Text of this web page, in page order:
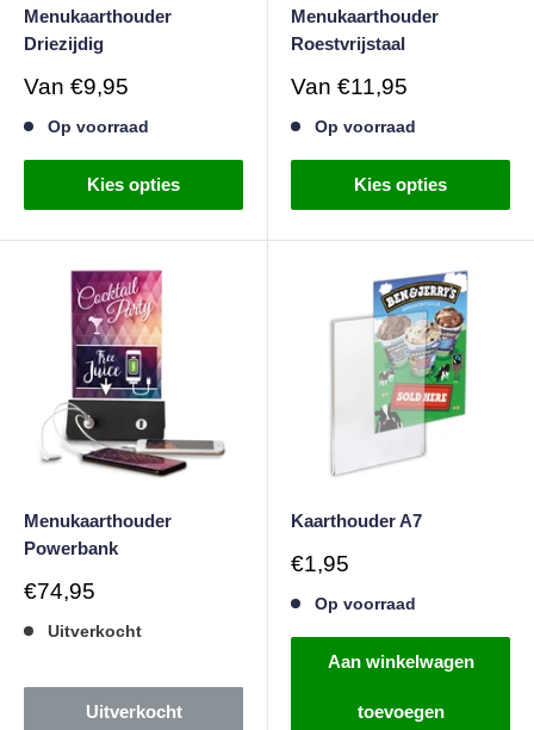
Menukaarthouder
Driezijdig
Verkoopprijs
Van €9,95
Op voorraad
Kies opties
Menukaarthouder
Roestvrijstaal
Verkoopprijs
Van €11,95
Op voorraad
Kies opties
Menukaarthouder
Powerbank
Verkoopprijs
€74,95
Uitverkocht
Uitverkocht
Kaarthouder A7
Verkoopprijs
€1,95
Op voorraad
Aan winkelwagen
toevoegen